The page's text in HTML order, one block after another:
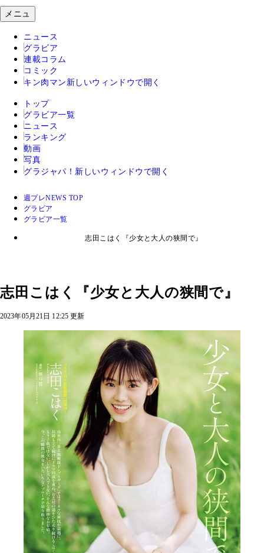
メニュ
ニュース
グラビア
連載コラム
コミック
キン肉マン 新しいウィンドウで開く
トップ
グラビア一覧
ニュース
ランキング
動画
写真
グラジャパ！ 新しいウィンドウで開く
週プレNEWS TOP
グラビア
グラビア一覧
志田こはく『少女と大人の狭間で』
志田こはく『少女と大人の狭間で』
2023年05月21日 12:25 更新